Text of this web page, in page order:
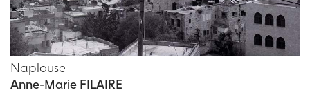
Naplouse
Anne-Marie FILAIRE